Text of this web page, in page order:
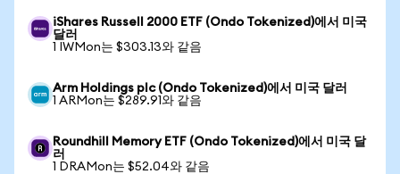
iShares Russell 2000 ETF (Ondo Tokenized)에서 미국
달러
1 IWMon는 $303.13와 같음
Arm Holdings plc (Ondo Tokenized)에서 미국 달러
1 ARMon는 $289.91와 같음
Roundhill Memory ETF (Ondo Tokenized)에서 미국 달
러
1 DRAMon는 $52.04와 같음